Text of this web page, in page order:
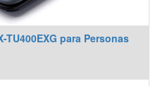
para Personas